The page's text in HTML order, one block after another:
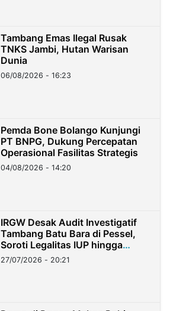
Tambang Emas Ilegal Rusak
TNKS Jambi, Hutan Warisan
Dunia
06/08/2026 - 16:23
Pemda Bone Bolango Kunjungi
PT BNPG, Dukung Percepatan
Operasional Fasilitas Strategis
04/08/2026 - 14:20
IRGW Desak Audit Investigatif
Tambang Batu Bara di Pessel,
Soroti Legalitas IUP hingga
Stockpile
27/07/2026 - 20:21